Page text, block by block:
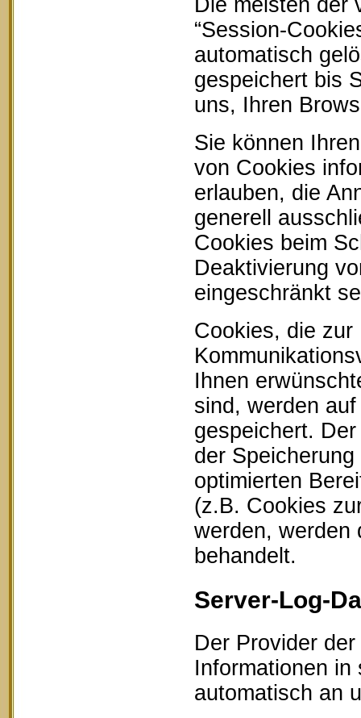
Die meisten der
“Session-
automatisch
gespeichert bis
uns, Ihren
Sie können
von Cookies
erlauben, die
generell
Cookies beim
Deaktivierung
eingeschränkt
Cookies, die zur
Ihnen
sind, werden
gespeichert.
der
optimierten
(z.B. Cookies
werden, werden
behandelt.
Server-Log-
Der Provider
Informationen
automatisch an